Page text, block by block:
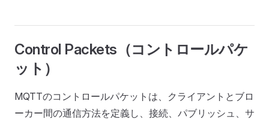
Control Packets（コントロールパケ
ット）
MQTTのコントロールパケットは、クライアントとブロ
ーカー間の通信方法を定義し、接続、パブリッシュ、サ